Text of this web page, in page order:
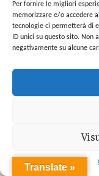
Per fornire le migliori
memorizzare e/o accedere
tecnologie ci permetterà di
ID unici su questo sito.
negativamente su alcune
Translate »